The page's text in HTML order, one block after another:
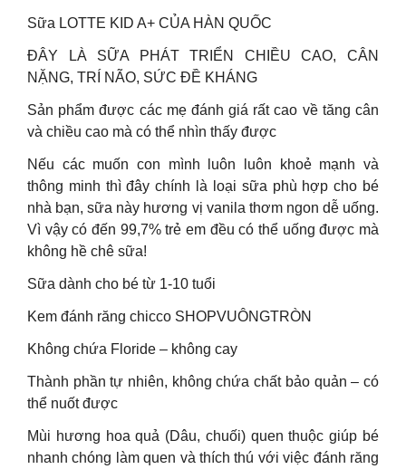
Sữa LOTTE KID A+ CỦA HÀN QUỐC
ĐÂY LÀ SỮA PHÁT TRIỂN CHIỀU CAO, CÂN
NẶNG, TRÍ NÃO, SỨC ĐỀ KHÁNG
Sản phẩm được các mẹ đánh giá rất cao về tăng cân
và chiều cao mà có thể nhìn thấy được
Nếu các muốn con mình luôn luôn khoẻ mạnh và
thông minh thì đây chính là loại sữa phù hợp cho bé
nhà bạn, sữa này hương vị vanila thơm ngon dễ uống.
Vì vậy có đến 99,7% trẻ em đều có thể uống được mà
không hề chê sữa!
Sữa dành cho bé từ 1-10 tuổi
Kem đánh răng chicco SHOPVUÔNGTRÒN
Không chứa Floride – không cay
Thành phần tự nhiên, không chứa chất bảo quản – có
thể nuốt được
Mùi hương hoa quả (Dâu, chuối) quen thuộc giúp bé
nhanh chóng làm quen và thích thú với việc đánh răng